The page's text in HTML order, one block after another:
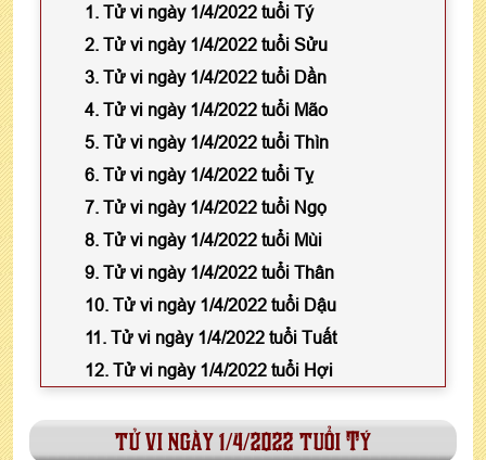
1. Tử vi ngày 1/4/2022 tuổi Tý
2. Tử vi ngày 1/4/2022 tuổi Sửu
3. Tử vi ngày 1/4/2022 tuổi Dần
4. Tử vi ngày 1/4/2022 tuổi Mão
5. Tử vi ngày 1/4/2022 tuổi Thìn
6. Tử vi ngày 1/4/2022 tuổi Tỵ
7. Tử vi ngày 1/4/2022 tuổi Ngọ
8. Tử vi ngày 1/4/2022 tuổi Mùi
9. Tử vi ngày 1/4/2022 tuổi Thân
10. Tử vi ngày 1/4/2022 tuổi Dậu
11. Tử vi ngày 1/4/2022 tuổi Tuất
12. Tử vi ngày 1/4/2022 tuổi Hợi
tử vi ngày 1/4/2022 tuổi Tý